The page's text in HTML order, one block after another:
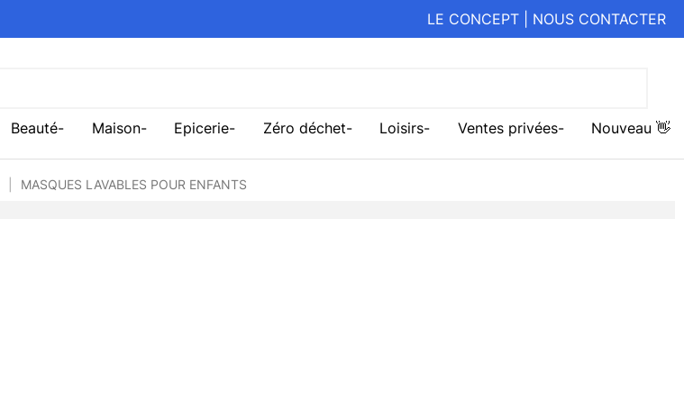
LE CONCEPT NOUS CONTACTER
Beauté Maison Epicerie Zéro déchet Loisirs Ventes privées Nouveau 👋
MASQUES LAVABLES POUR ENFANTS